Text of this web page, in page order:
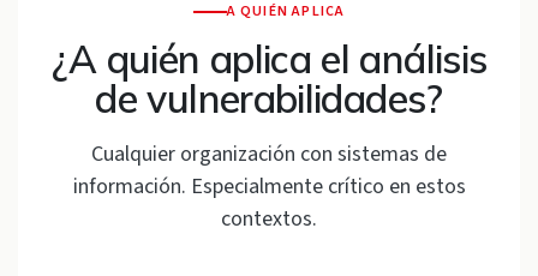
A QUIÉN APLICA
¿A quién aplica el análisis
de vulnerabilidades?
Cualquier organización con sistemas de
información. Especialmente crítico en estos
contextos.